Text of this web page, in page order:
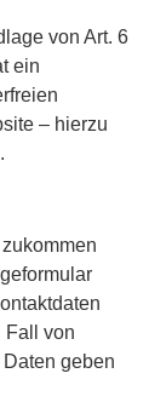
von Art. 6
ein
– hierzu
Fall von
geben